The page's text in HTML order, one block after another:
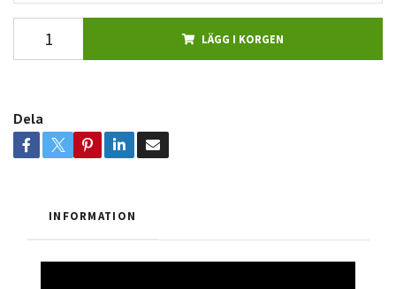
LÄGG I KORGEN
Dela
INFORMATION